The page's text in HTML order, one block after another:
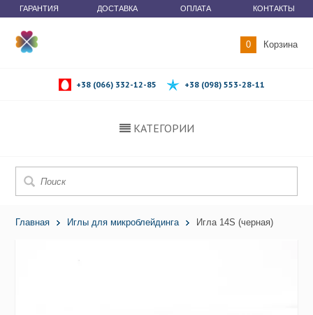
ГАРАНТИЯ ДОСТАВКА ОПЛАТА КОНТАКТЫ
0 Корзина
+38 (066) 332-12-85 +38 (098) 553-28-11
КАТЕГОРИИ
Главная Иглы для микроблейдинга Игла 14S (черная)